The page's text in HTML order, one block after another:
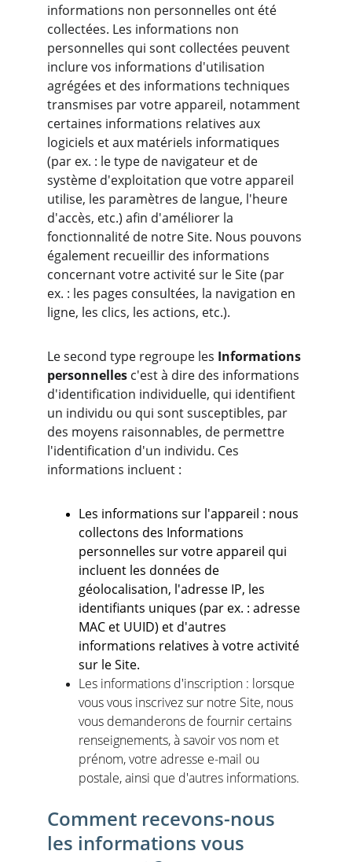
informations non personnelles ont été
collectées. Les informations non
personnelles qui sont collectées peuvent
inclure vos informations d'utilisation
agrégées et des informations techniques
transmises par votre appareil, notamment
certaines informations relatives aux
logiciels et aux matériels informatiques
(par ex. : le type de navigateur et de
système d'exploitation que votre appareil
utilise, les paramètres de langue, l'heure
d'accès, etc.) afin d'améliorer la
fonctionnalité de notre Site. Nous pouvons
également recueillir des informations
concernant votre activité sur le Site (par
ex. : les pages consultées, la navigation en
ligne, les clics, les actions, etc.).
Le second type regroupe les Informations
personnelles c'est à dire des informations
d'identification individuelle, qui identifient
un individu ou qui sont susceptibles, par
des moyens raisonnables, de permettre
l'identification d'un individu. Ces
informations incluent :
Les informations sur l'appareil : nous
collectons des Informations
personnelles sur votre appareil qui
incluent les données de
géolocalisation, l'adresse IP, les
identifiants uniques (par ex. : adresse
MAC et UUID) et d'autres
informations relatives à votre activité
sur le Site.
Les informations d'inscription : lorsque
vous vous inscrivez sur notre Site, nous
vous demanderons de fournir certains
renseignements, à savoir vos nom et
prénom, votre adresse e-mail ou
postale, ainsi que d'autres informations.
Comment recevons-nous
les informations vous